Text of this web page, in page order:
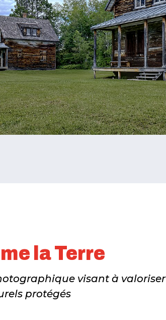
la Terre
visant à valoriser
protégés